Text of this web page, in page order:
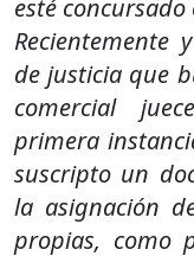
esté
Recientemente
de justicia que
comercial
primera
suscripto un
la asignación
propias, como